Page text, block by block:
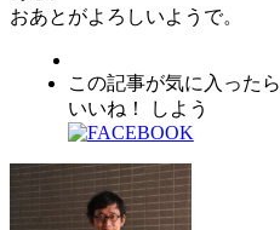
おあとがよろしいようで。
この記事が気に入ったら
いいね！ しよう